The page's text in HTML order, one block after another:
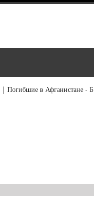
| Погибшие в Афганистане - Б